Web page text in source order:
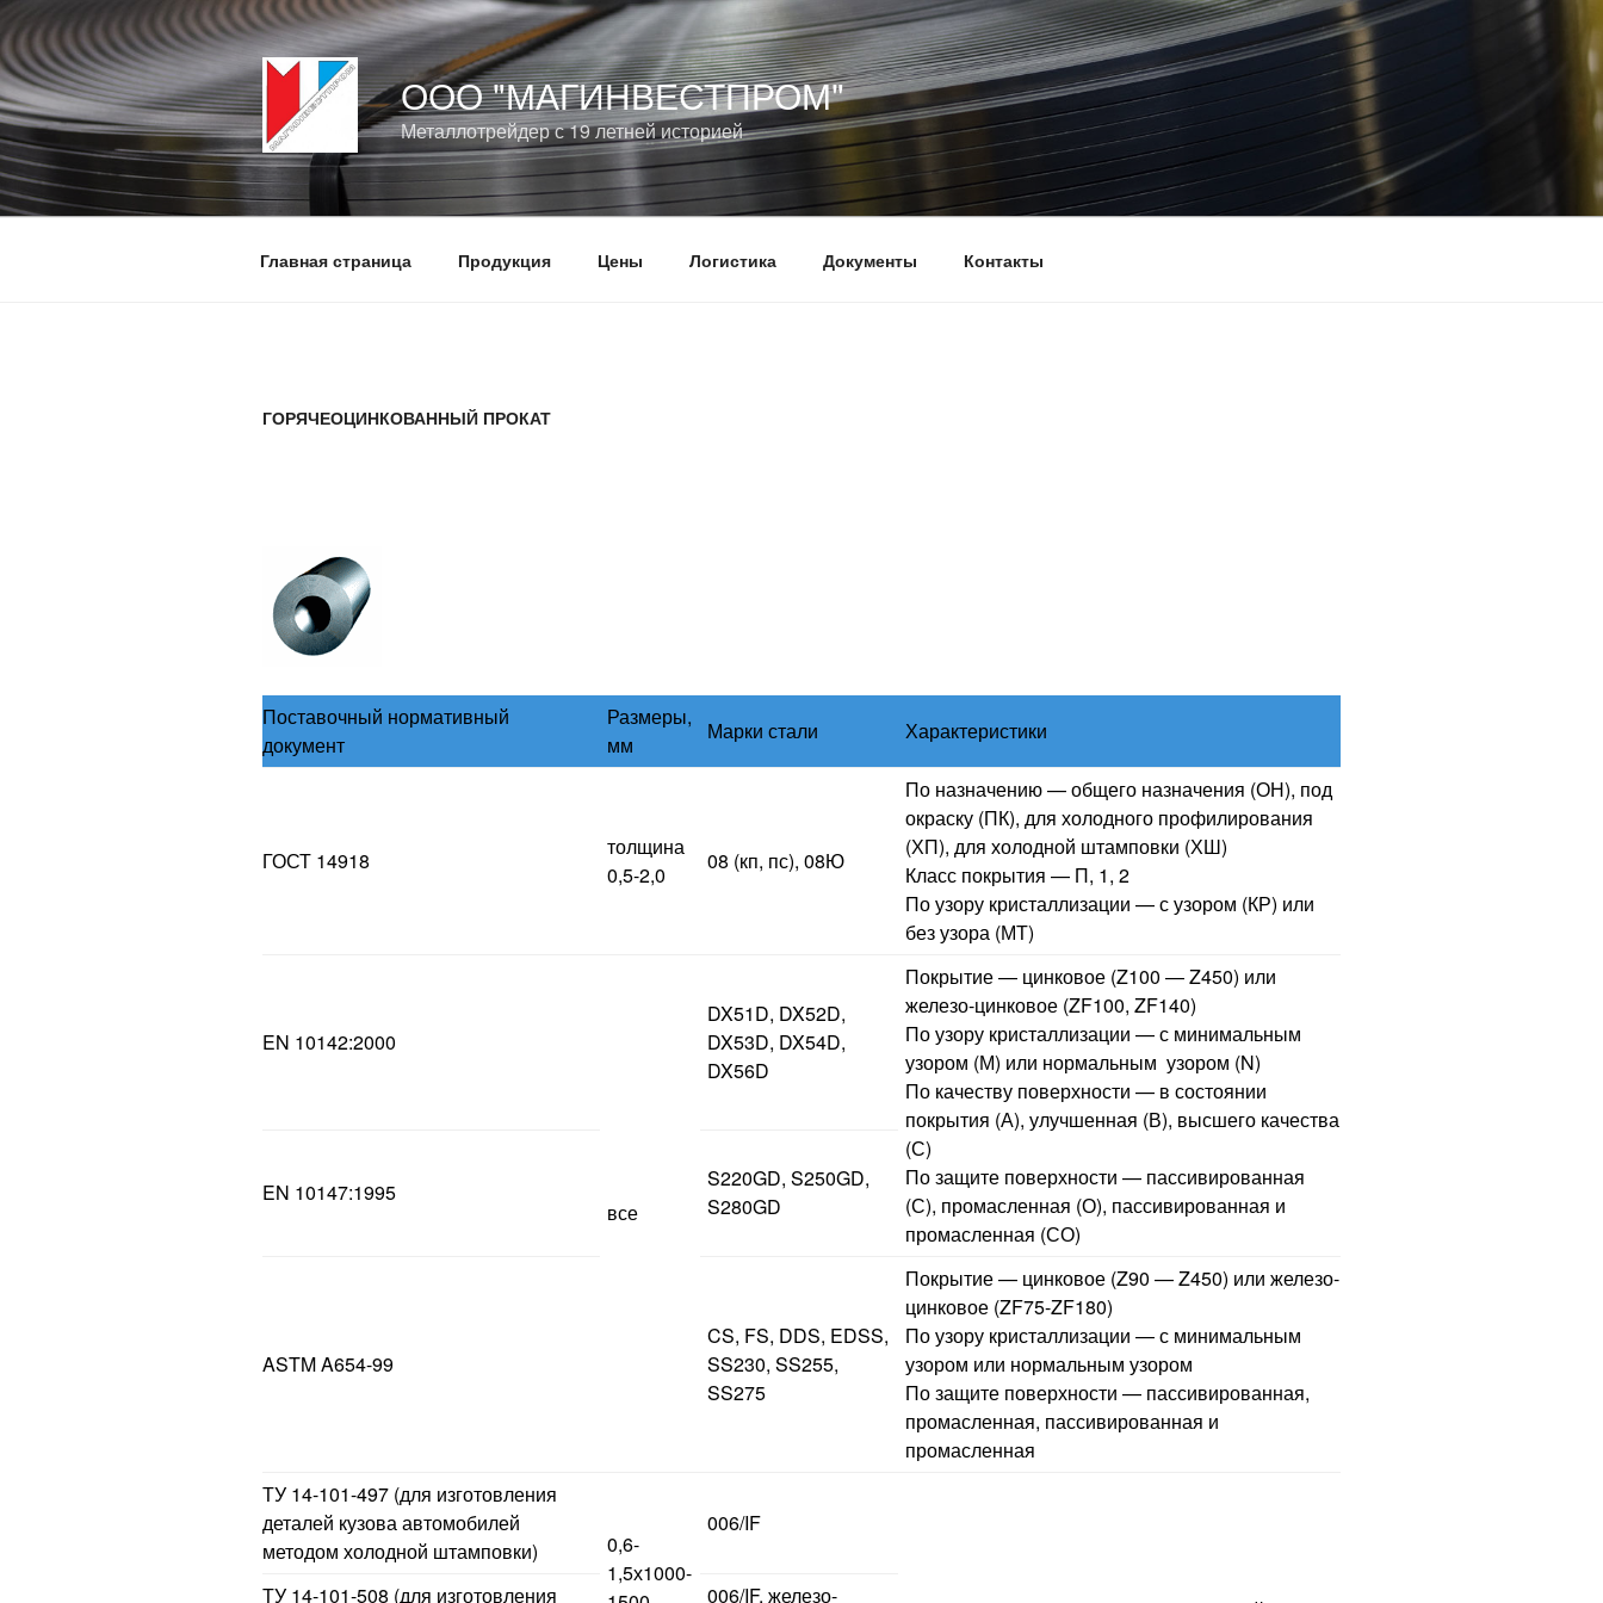
к
содержимому
ООО "МАГИНВЕСТПРОМ"
Металлотрейдер с 19 летней историей
Главная страница Продукция Цены Логистика Документы Контакты
ГОРЯЧЕОЦИНКОВАННЫЙ ПРОКАТ
Поставочный нормативный
документ
Размеры,
мм
Марки стали Характеристики
ГОСТ 14918
толщина
0,5-2,0
08 (кп, пс), 08Ю
По назначению — общего назначения (ОН), под
окраску (ПК), для холодного профилирования
(ХП), для холодной штамповки (ХШ)
Класс покрытия — П, 1, 2
По узору кристаллизации — с узором (КР) или
без узора (МТ)
EN 10142:2000
все
DX51D, DX52D,
DX53D, DX54D,
DX56D
Покрытие — цинковое (Z100 — Z450) или
железо-цинковое (ZF100, ZF140)
По узору кристаллизации — с минимальным
узором (М) или нормальным узором (N)
По качеству поверхности — в состоянии
покрытия (А), улучшенная (В), высшего качества
(С)
По защите поверхности — пассивированная
(С), промасленная (О), пассивированная и
промасленная (СО)
EN 10147:1995
S220GD, S250GD,
S280GD
ASTM A654-99
CS, FS, DDS, EDSS,
SS230, SS255,
SS275
Покрытие — цинковое (Z90 — Z450) или железо-
цинковое (ZF75-ZF180)
По узору кристаллизации — с минимальным
узором или нормальным узором
По защите поверхности — пассивированная,
промасленная, пассивированная и
промасленная
ТУ 14-101-497 (для изготовления
деталей кузова автомобилей
методом холодной штамповки)
0,6-
1,5х1000-
006/IF
ТУ 14-101-508 (для изготовления 006/IF, железо-